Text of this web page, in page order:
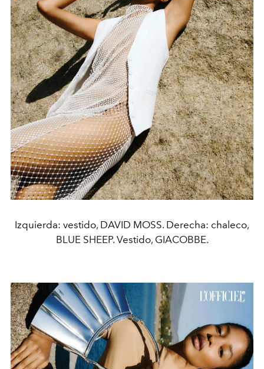
Izquierda: vestido, DAVID MOSS. Derecha: chaleco,
BLUE SHEEP. Vestido, GIACOBBE.